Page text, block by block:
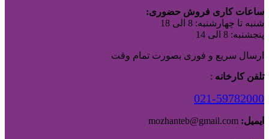
ساعات کاری فروش حضوری:
شنبه تا چهارشنبه: 8 الی 18
پنجشنبه: 8 الی 14
ارسال سریع و فوری بصورت تمام وقت
تلفن کارخانه :
021-59782000
ایمیل: